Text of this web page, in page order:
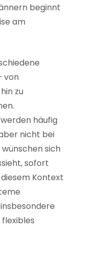
beginnt
am
von
zu
häufig
nicht bei
sich
sofort
Kontext